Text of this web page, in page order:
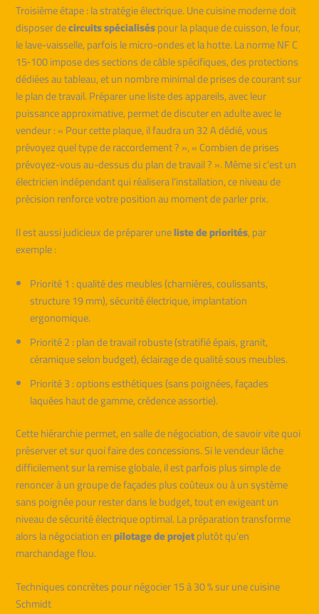
Troisième étape : la stratégie électrique. Une cuisine moderne doit
disposer decircuits spécialiséspour la plaque de cuisson, le four,
le lave-vaisselle, parfois le micro-ondes et la hotte. La norme NF C
15‑100 impose des sections de câble spécifiques, des protections
dédiées au tableau, et un nombre minimal de prises de courant sur
le plan de travail. Préparer une liste des appareils, avec leur
puissance approximative, permet de discuter en adulte avec le
vendeur : « Pour cette plaque, il faudra un 32 A dédié, vous
prévoyez quel type de raccordement ? », « Combien de prises
prévoyez-vous au-dessus du plan de travail ? ». Même si c’est un
électricien indépendant qui réalisera l’installation, ce niveau de
précision renforce votre position au moment de parler prix.
Il est aussi judicieux de préparer uneliste de priorités, par
exemple :
Priorité 1 : qualité des meubles (charnières, coulissants,
structure 19 mm), sécurité électrique, implantation
ergonomique.
Priorité 2 : plan de travail robuste (stratifié épais, granit,
céramique selon budget), éclairage de qualité sous meubles.
Priorité 3 : options esthétiques (sans poignées, façades
laquées haut de gamme, crédence assortie).
Cette hiérarchie permet, en salle de négociation, de savoir vite quoi
préserver et sur quoi faire des concessions. Si le vendeur lâche
difficilement sur la remise globale, il est parfois plus simple de
renoncer à un groupe de façades plus coûteux ou à un système
sans poignée pour rester dans le budget, tout en exigeant un
niveau de sécurité électrique optimal. La préparation transforme
alors la négociation enpilotage de projetplutôt qu’en
marchandage flou.
Techniques concrètes pour négocier 15 à 30 % sur une cuisine
Schmidt